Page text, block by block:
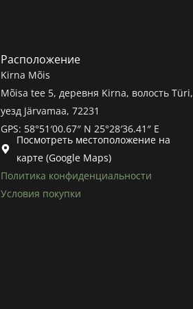
Расположение
Kirna Mõis
Mõisa tee 5, деревня Kirna, волость Türi,
уезд Järvamaa, 72231
GPS: 58°51′00.67″ N 25°28′36.41″ E
Посмотреть местоположение на
карте (Google Maps)
Политика конфиденциальности
Условия покупки